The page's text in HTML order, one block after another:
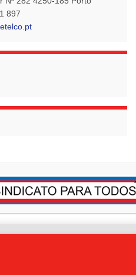
897